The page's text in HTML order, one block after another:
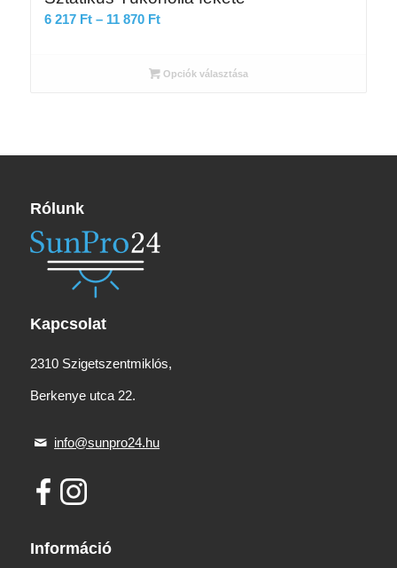
6 217 Ft – 11 870 FtÁrtartomány:
-
Opciók választása
Rólunk
Kapcsolat
2310 Szigetszentmiklós,
Berkenye utca 22.
info@sunpro24.hu
Információ